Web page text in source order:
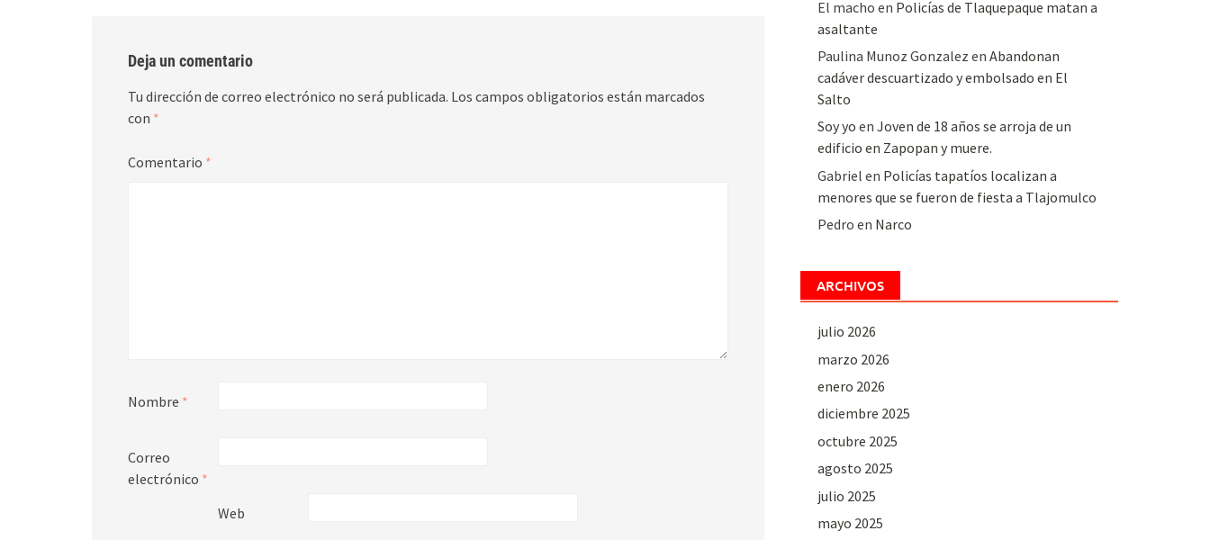
Deja un comentario
Tu dirección de correo electrónico no será publicada. Los campos obligatorios están marcados
con *
Comentario *
Nombre *
Correo
electrónico *
Web
El macho en Policías de Tlaquepaque matan a
asaltante
Paulina Munoz Gonzalez en Abandonan
cadáver descuartizado y embolsado en El
Salto
Soy yo en Joven de 18 años se arroja de un
edificio en Zapopan y muere.
Gabriel en Policías tapatíos localizan a
menores que se fueron de fiesta a Tlajomulco
Pedro en Narco
ARCHIVOS
julio 2026
marzo 2026
enero 2026
diciembre 2025
octubre 2025
agosto 2025
julio 2025
mayo 2025